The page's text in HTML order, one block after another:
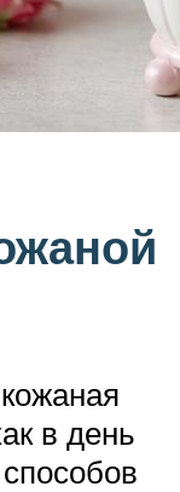
в день